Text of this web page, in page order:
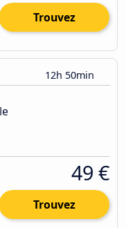
Trouvez
12h 50min
49 €
Trouvez